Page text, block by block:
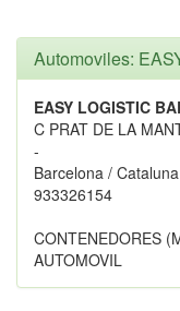
Automoviles:
EASY LOGISTIC
C PRAT DE LA
-
Barcelona / Cataluna
933326154
CONTENEDORES
AUTOMOVIL